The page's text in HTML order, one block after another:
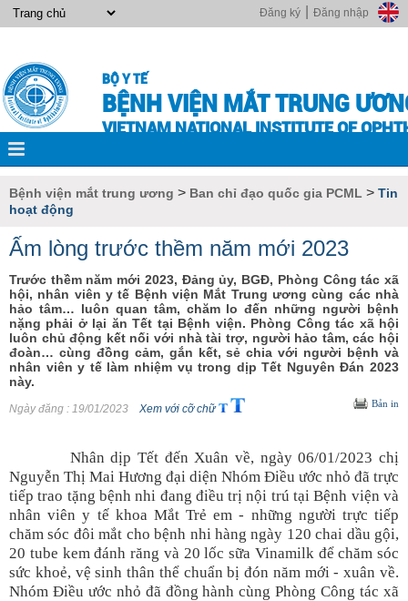
Đăng nhập
Đăng ký
BỘ Y TẾ
BỆNH VIỆN MẮT TRUNG
VIETNAM NATIONAL INSTITUTE OF
Bệnh viện mắt trung ương > Ban chỉ đạo quốc gia PCML > Tin
hoạt động
Ấm lòng trước thềm năm mới 2023
Trước thềm năm mới 2023, Đảng ủy, BGĐ, Phòng Công tác xã
hội, nhân viên y tế Bệnh viện Mắt Trung ương cùng các nhà
hảo tâm… luôn quan tâm, chăm lo đến những người bệnh
nặng phải ở lại ăn Tết tại Bệnh viện. Phòng Công tác xã hội
luôn chủ động kết nối với nhà tài trợ, người hảo tâm, các hội
đoàn… cùng đồng cảm, gắn kết, sẻ chia với người bệnh và
nhân viên y tế làm nhiệm vụ trong dịp Tết Nguyên Đán 2023
này.
Ngày đăng : 19/01/2023 Xem với cỡ chữ Bản in
Nhân dịp Tết đến Xuân về, ngày 06/01/2023 chị
Nguyễn Thị Mai Hương đại diện Nhóm Điều ước nhỏ đã trực
tiếp trao tặng bệnh nhi đang điều trị nội trú tại Bệnh viện và
nhân viên y tế khoa Mắt Trẻ em - những người trực tiếp
chăm sóc đôi mắt cho bệnh nhi hàng ngày 120 chai dầu gội,
20 tube kem đánh răng và 20 lốc sữa Vinamilk để chăm sóc
sức khoẻ, vệ sinh thân thể chuẩn bị đón năm mới - xuân về.
Nhóm Điều ước nhỏ đã đồng hành cùng Phòng Công tác xã